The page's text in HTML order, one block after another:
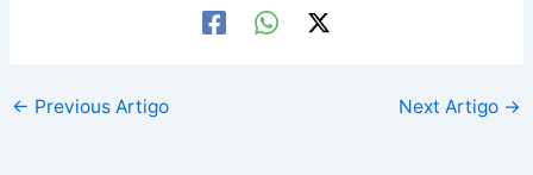
← Previous Artigo Next Artigo →